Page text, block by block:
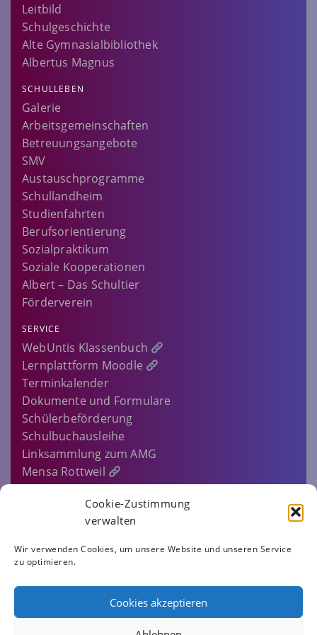
Cookie-Zustimmung
verwalten
Wir verwenden Cookies, um unsere Website und unseren Service
zu optimieren.
Cookies akzeptieren
Leitbild
Schulgeschichte
Alte Gymnasialbibliothek
Albertus Magnus
SCHULLEBEN
Galerie
Arbeitsgemeinschaften
Betreuungsangebote
SMV
Austauschprogramme
Schullandheim
Studienfahrten
Berufsorientierung
Sozialpraktikum
Soziale Kooperationen
Albert – Das Schultier
Förderverein
SERVICE
WebUntis Klassenbuch
Lernplattform Moodle
Terminkalender
Dokumente und Formulare
Schülerbeförderung
Schulbuchausleihe
Linksammlung zum AMG
Mensa Rottweil
Sitemap
IMPRESSUM
DATENSCHUTZERKLÄRUNG
COOKIE-RICHTLINIE (EU)